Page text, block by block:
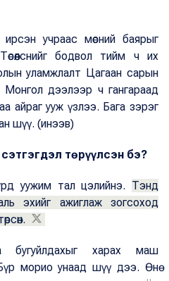
учраас мөсний баярыг
бодвол тийм ч их
уламжлалт Цагаан сарын
дээлээр ч гангараад
айраг ууж үзлээ. Бага зэрэг
шүү. (инээв)
төрүүлсэн бэ?
уужим тал цэлийнэ. Тэнд
эхийг ажиглаж зогсоход
бугуйлдахыг харах маш
морио унаад шүү дээ. Өнө